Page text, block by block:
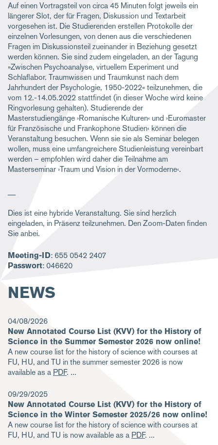
Auf einen Vortragsteil von circa 45 Minuten folgt jeweils ein
längerer Slot, der für Fragen, Diskussion und Textarbeit
vorgesehen ist. Die Studierenden erstellen Protokolle der
einzelnen Vorlesungen, von denen aus die verschiedenen
Fragen im Diskussionsteil zueinander in Beziehung gesetzt
werden können. Sie sind zudem eingeladen, an der Tagung
»Zwischen Psychoanalyse, virtuellem Experiment und
Schlaflabor. Traumwissen und Traumkunst nach dem
Jahrhundert der Psychologie, 1950-2022« teilzunehmen, die
vom 12.-14.05.2022 stattfindet (in dieser Woche wird keine
Ringvorlesung gehalten). Studierende der
Masterstudiengänge ›Romanische Kulturen‹ und ›Euromaster
für Französische und Frankophone Studien‹ können die
Veranstaltung besuchen. Wenn sie sie als Seminar belegen
wollen, muss eine umfangreichere Studienleistung vereinbart
werden – empfohlen wird daher die Teilnahme am
Masterseminar ›Traum und Vision in der Vormoderne‹.
Dies ist eine hybride Veranstaltung. Sie sind herzlich
eingeladen, in Präsenz teilzunehmen. Den Zoom-Daten finden
Sie anbei.
Meeting-ID: 655 0542 2407
Passwort: 046620
NEWS
04/08/2026
New Annotated Course List (KVV) for the History of
Science in the Summer Semester 2026 now online!
A new course list for the history of science with courses at
FU, HU, and TU in the summer semester 2026 is now
available as a PDF.
09/29/2025
New Annotated Course List (KVV) for the History of
Science in the Winter Semester 2025/26 now online!
A new course list for the history of science with courses at
FU, HU, and TU is now available as a PDF.